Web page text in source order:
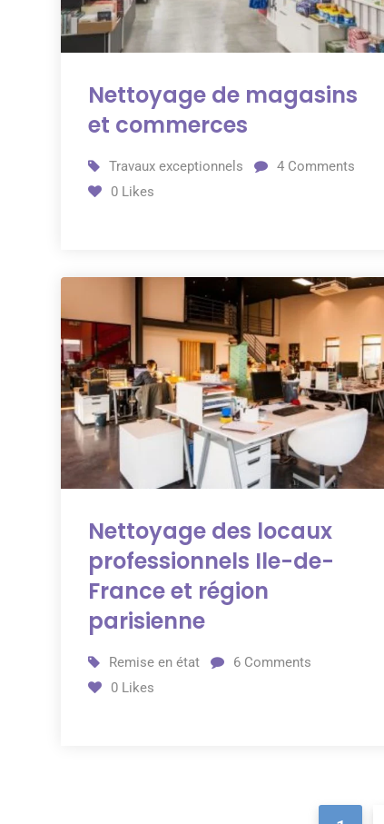
Nettoyage de magasins
et commerces
Travaux exceptionnels 4 Comments
0 Likes
Nettoyage des locaux
professionnels Ile-de-
France et région
parisienne
Remise en état 6 Comments
0 Likes